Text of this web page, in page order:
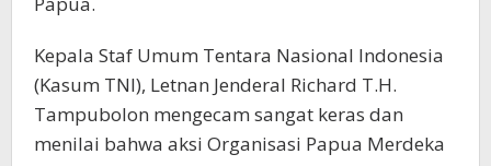
Kepala Staf Umum Tentara Nasional Indonesia
(Kasum TNI), Letnan Jenderal Richard T.H.
Tampubolon mengecam sangat keras dan
menilai bahwa aksi Organisasi Papua Merdeka